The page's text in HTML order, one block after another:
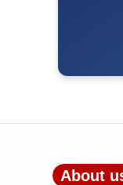
About